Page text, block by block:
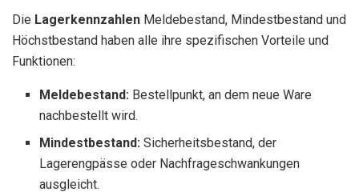
Die Lagerkennzahlen Meldebestand, Mindestbestand und
Höchstbestand haben alle ihre spezifischen Vorteile und
Funktionen:
Meldebestand: Bestellpunkt, an dem neue Ware
nachbestellt wird.
Mindestbestand: Sicherheitsbestand, der
Lagerengpässe oder Nachfrageschwankungen
ausgleicht.